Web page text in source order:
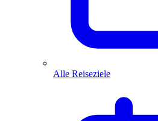
Alle Reiseziele